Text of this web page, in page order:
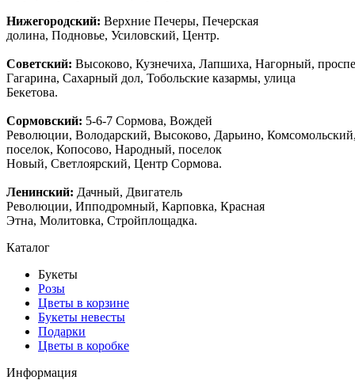
Нижегородский: Верхние Печеры, Печерская
долина, Подновье, Усиловский, Центр.
Советский: Высоково, Кузнечиха, Лапшиха, Нагорный,
Гагарина, Сахарный дол, Тобольские казармы, улица
Бекетова.
Сормовский: 5-6-7 Сормова, Вождей
Революции, Володарский, Высоково, Дарьино,
поселок, Копосово, Народный, поселок
Новый, Светлоярский, Центр Сормова.
Ленинский: Дачный, Двигатель
Революции, Ипподромный, Карповка, Красная
Этна, Молитовка, Стройплощадка.
Каталог
Букеты
Розы
Цветы в корзине
Букеты невесты
Подарки
Цветы в коробке
Информация